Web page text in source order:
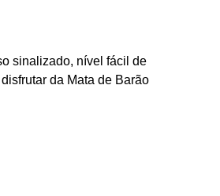
sinalizado, nível fácil de
da Mata de Barão